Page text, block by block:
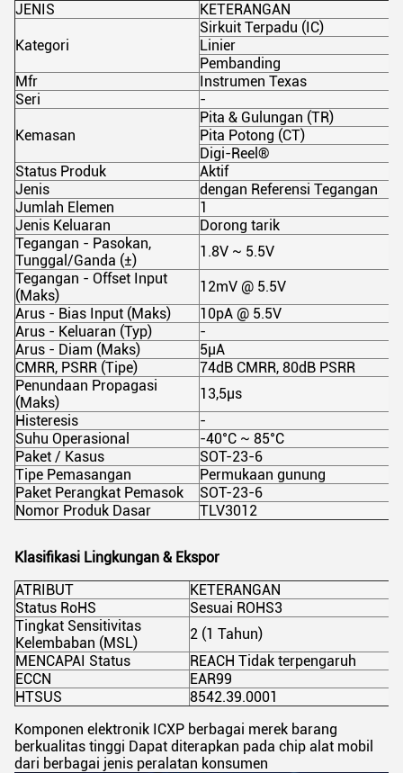
JENIS
KETERANGAN
Kategori
Sirkuit Terpadu (IC)
Linier
Pembanding
Mfr
Instrumen Texas
Seri
-
Kemasan
Pita & Gulungan (TR)
Pita Potong (CT)
Digi-Reel®
Status Produk
Aktif
Jenis
dengan Referensi Tegangan
Jumlah Elemen
1
Jenis Keluaran
Dorong tarik
Tegangan - Pasokan,
Tunggal/Ganda (±)
1.8V ~ 5.5V
Tegangan - Offset Input
(Maks)
12mV @ 5.5V
Arus - Bias Input (Maks)
10pA @ 5.5V
Arus - Keluaran (Typ)
-
Arus - Diam (Maks)
5µA
CMRR, PSRR (Tipe)
74dB CMRR, 80dB PSRR
Penundaan Propagasi
(Maks)
13,5µs
Histeresis
-
Suhu Operasional
-40°C ~ 85°C
Paket / Kasus
SOT-23-6
Tipe Pemasangan
Permukaan gunung
Paket Perangkat Pemasok
SOT-23-6
Nomor Produk Dasar
TLV3012
Klasifikasi Lingkungan & Ekspor
ATRIBUT
KETERANGAN
Status RoHS
Sesuai ROHS3
Tingkat Sensitivitas
Kelembaban (MSL)
2 (1 Tahun)
MENCAPAI Status
REACH Tidak terpengaruh
ECCN
EAR99
HTSUS
8542.39.0001
Komponen elektronik ICXP berbagai merek barang
berkualitas tinggi Dapat diterapkan pada chip alat mobil
dari berbagai jenis peralatan konsumen